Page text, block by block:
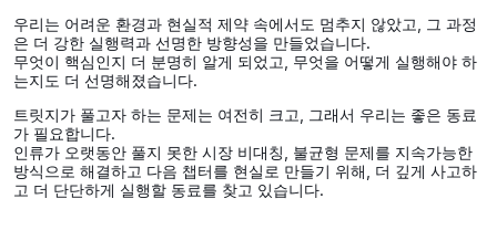
우리는 어려운 환경과 현실적 제약 속에서도 멈추지 않았고, 그 과정
은 더 강한 실행력과 선명한 방향성을 만들었습니다.
무엇이 핵심인지 더 분명히 알게 되었고, 무엇을 어떻게 실행해야 하
는지도 더 선명해졌습니다.
트릿지가 풀고자 하는 문제는 여전히 크고, 그래서 우리는 좋은 동료
가 필요합니다.
인류가 오랫동안 풀지 못한 시장 비대칭, 불균형 문제를 지속가능한
방식으로 해결하고 다음 챕터를 현실로 만들기 위해, 더 깊게 사고하
고 더 단단하게 실행할 동료를 찾고 있습니다.